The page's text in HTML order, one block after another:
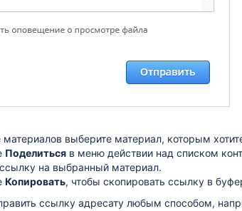
материалов выберите материал, которым
Поделиться в меню действии над списком
на выбранный материал.
Копировать, чтобы скопировать ссылку в
ссылку адресату любым способом,